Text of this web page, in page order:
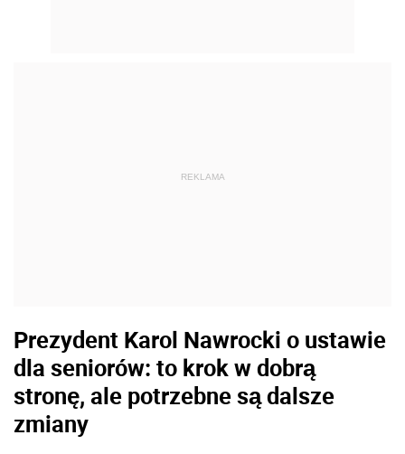
REKLAMA
Prezydent Karol Nawrocki o ustawie
dla seniorów: to krok w dobrą
stronę, ale potrzebne są dalsze
zmiany